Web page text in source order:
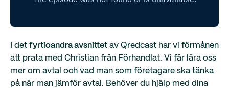
I det fyrtioandra avsnittet av Qredcast har vi förmånen
att prata med Christian från Förhandlat. Vi får lära oss
mer om avtal och vad man som företagare ska tänka
på när man jämför avtal. Behöver du hjälp med dina